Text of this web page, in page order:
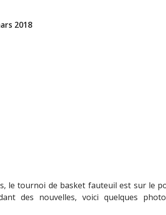
2018
le tournoi de basket fauteuil est sur le
des nouvelles, voici quelques